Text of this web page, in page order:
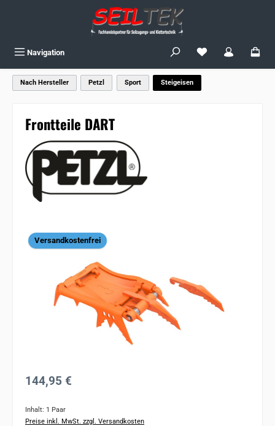
Navigation Du hast 0
Nach Hersteller Petzl Sport Steigeisen
Frontteile DART
Versandkostenfrei
Regulärer Preis:
144,95 €
Inhalt: 1 Paar
Preise inkl. MwSt. zzgl. Versandkosten